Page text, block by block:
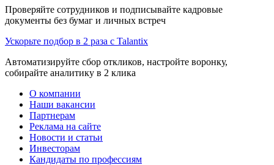
Проверяйте сотрудников и подписывайте кадровые
документы без бумаг и личных встреч
Ускорьте подбор в 2 раза с Talantix
Автоматизируйте сбор откликов, настройте воронку,
собирайте аналитику в 2 клика
О компании
Наши вакансии
Партнерам
Реклама на сайте
Новости и статьи
Инвесторам
Кандидаты по профессиям